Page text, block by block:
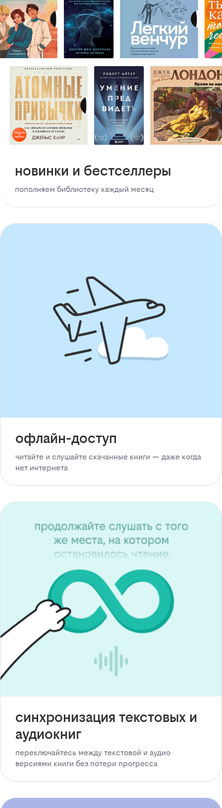
новинки и бестселлеры
пополняем библиотеку каждый месяц
офлайн-доступ
читайте и слушайте скачанные книги — даже когда
нет интернета
синхронизация текстовых и
аудиокниг
переключайтесь между текстовой и аудио
версиями книги без потери прогресса